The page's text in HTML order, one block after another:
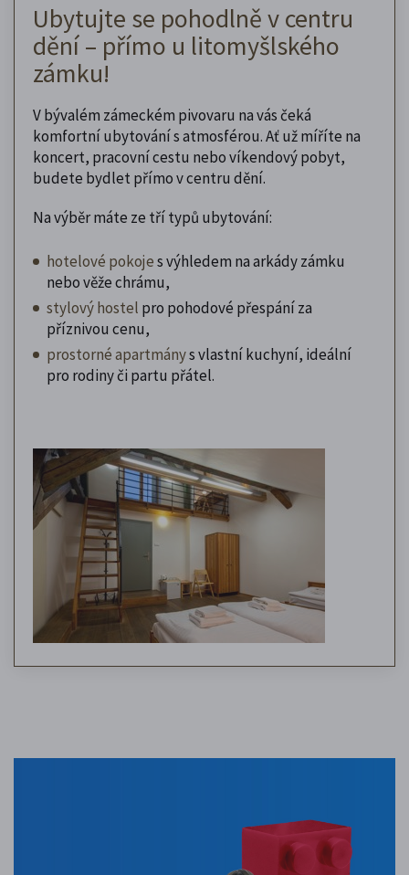
Ubytujte se pohodlně v centru
dění – přímo u litomyšlského
zámku!
V bývalém zámeckém pivovaru na vás čeká
komfortní ubytování s atmosférou. Ať už míříte na
koncert, pracovní cestu nebo víkendový pobyt,
budete bydlet přímo v centru dění.
Na výběr máte ze tří typů ubytování:
hotelové pokojes výhledem na arkády zámku
nebo věže chrámu,
stylový hostel pro pohodové přespání za
příznivou cenu,
prostorné apartmánys vlastní kuchyní, ideální
pro rodiny či partu přátel.